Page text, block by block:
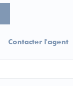
Contacter l'agent